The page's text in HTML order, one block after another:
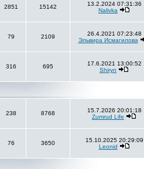
2851 15142
13.2.2024 07:31:36
Nalivka
79 2109
26.4.2021 07:23:48
Эльвира Исмагилова
316 695
17.6.2021 13:00:52
Shiryn
238 8768
15.7.2026 20:01:18
Zumrud Life
76 3650
15.10.2025 20:29:09
Leonid